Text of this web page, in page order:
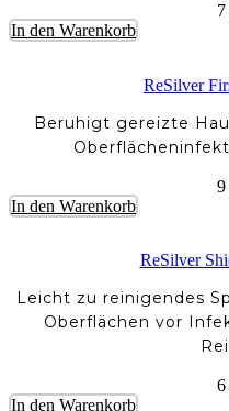
In den Warenkorb
ReSilver
Beruhigt gereizte
9
In den Warenkorb
ReSilver
Leicht zu reinigendes
Oberflächen vor
6
In den Warenkorb